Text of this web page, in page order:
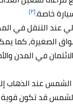
خاصة.[٢]
عند التنقل في
الصغيرة، كما
في المدن
عند الذهاب
قد تكون قوية